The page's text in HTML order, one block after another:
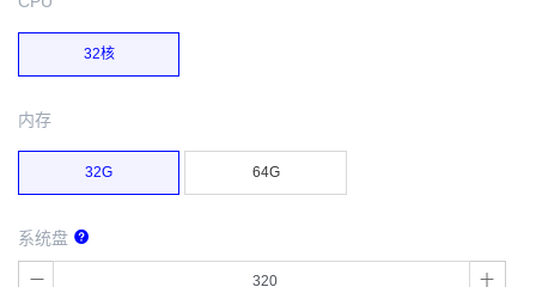
32核
内存
32G 64G
系统盘